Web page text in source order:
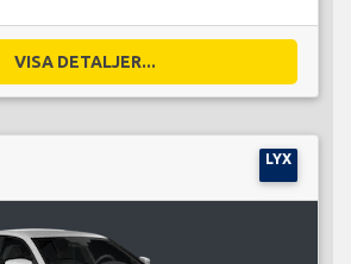
VISA DETALJER...
LYX